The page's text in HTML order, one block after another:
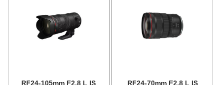
RF24-105mm F2.8 L IS
RF24-70mm F2.8 L IS